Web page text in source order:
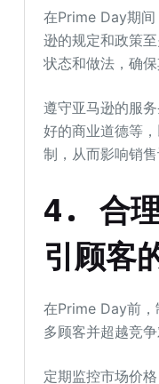
在Prime Day期间
逊的规定和政策
状态和做法，确保
遵守亚马逊的服
好的商业道德等
制，从而影响销售
4. 合理
引顾客
在Prime Day前，
多顾客并超越竞争
定期监控市场价